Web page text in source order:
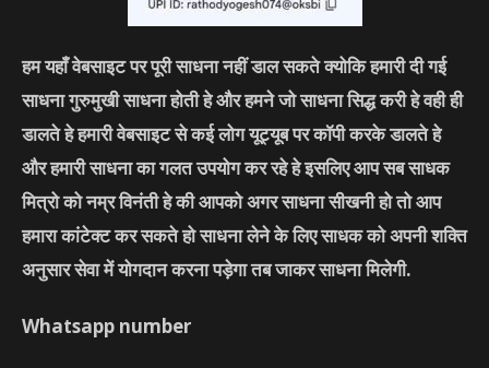
हम यहाँ वेबसाइट पर पूरी साधना नहीं डाल सकते क्योकि हमारी दी गई
साधना गुरुमुखी साधना होती हे और हमने जो साधना सिद्ध करी हे वही ही
डालते हे हमारी वेबसाइट से कई लोग यूट्यूब पर कॉपी करके डालते हे
और हमारी साधना का गलत उपयोग कर रहे हे इसलिए आप सब साधक
मित्रो को नम्र विनंती हे की आपको अगर साधना सीखनी हो तो आप
हमारा कांटेक्ट कर सकते हो साधना लेने के लिए साधक को अपनी शक्ति
अनुसार सेवा में योगदान करना पड़ेगा तब जाकर साधना मिलेगी.
Whatsapp number